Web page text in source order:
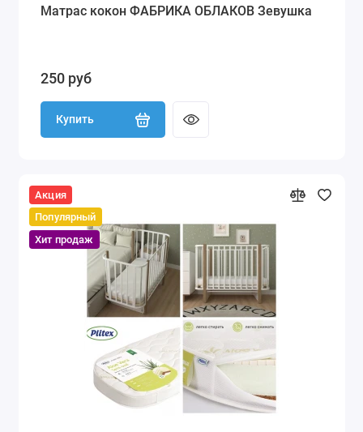
Матрас кокон ФАБРИКА ОБЛАКОВ Зевушка
250 руб
Купить
Акция
Популярный
Хит продаж